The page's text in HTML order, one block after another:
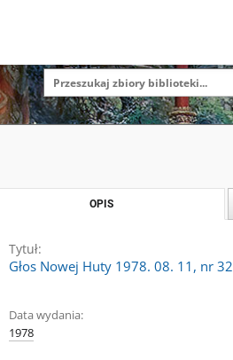
OPIS
Tytuł:
Głos Nowej Huty 1978. 08. 11, nr 32
Data wydania:
1978